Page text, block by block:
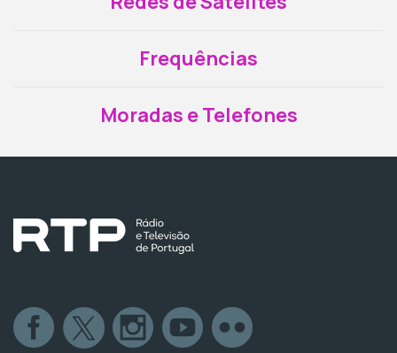
Frequências
Moradas e Telefones